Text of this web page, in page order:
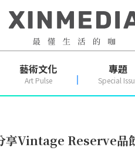
藝術文化
Art Pulse
專題
Special
享Vintage Reserve品